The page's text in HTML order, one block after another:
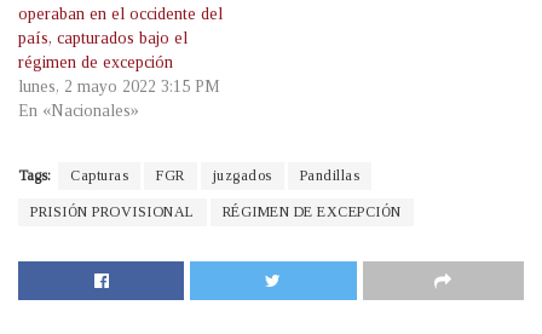
operaban en el occidente del
país, capturados bajo el
régimen de excepción
lunes, 2 mayo 2022 3:15 PM
En «Nacionales»
Tags: Capturas FGR juzgados Pandillas
PRISIÓN PROVISIONAL RÉGIMEN DE EXCEPCIÓN